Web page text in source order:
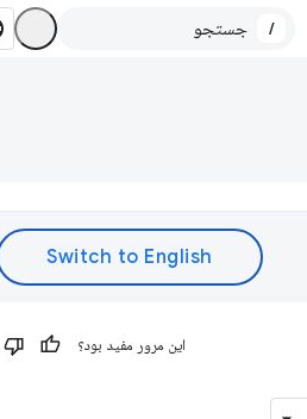
/
این مرور مفید بود؟